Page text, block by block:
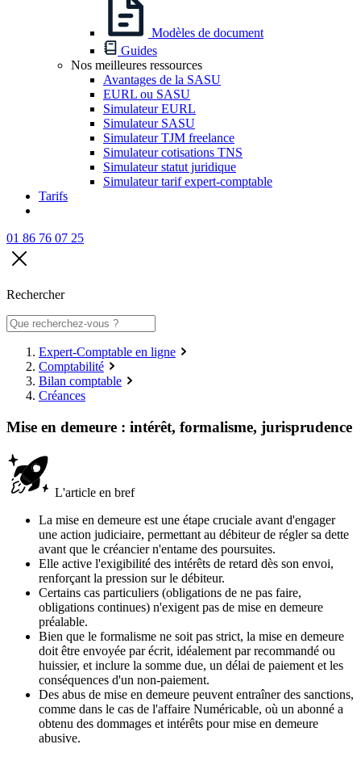
Modèles de document
Guides
Nos meilleures ressources
Avantages de la SASU
EURL ou SASU
Simulateur EURL
Simulateur SASU
Simulateur TJM freelance
Simulateur cotisations TNS
Simulateur statut juridique
Simulateur tarif expert-comptable
Tarifs
01 86 76 07 25
Rechercher
Expert-Comptable en ligne
Comptabilité
Bilan comptable
Créances
Mise en demeure : intérêt, formalisme, jurisprudence
L'article en bref
La mise en demeure est une étape cruciale avant d'engager
une action judiciaire, permettant au débiteur de régler sa dette
avant que le créancier n'entame des poursuites.
Elle active l'exigibilité des intérêts de retard dès son envoi,
renforçant la pression sur le débiteur.
Certains cas particuliers (obligations de ne pas faire,
obligations continues) n'exigent pas de mise en demeure
préalable.
Bien que le formalisme ne soit pas strict, la mise en demeure
doit être envoyée par écrit, idéalement par recommandé ou
huissier, et inclure la somme due, un délai de paiement et les
conséquences d'un non-paiement.
Des abus de mise en demeure peuvent entraîner des sanctions,
comme dans le cas de l'affaire Numéricable, où un abonné a
obtenu des dommages et intérêts pour mise en demeure
abusive.